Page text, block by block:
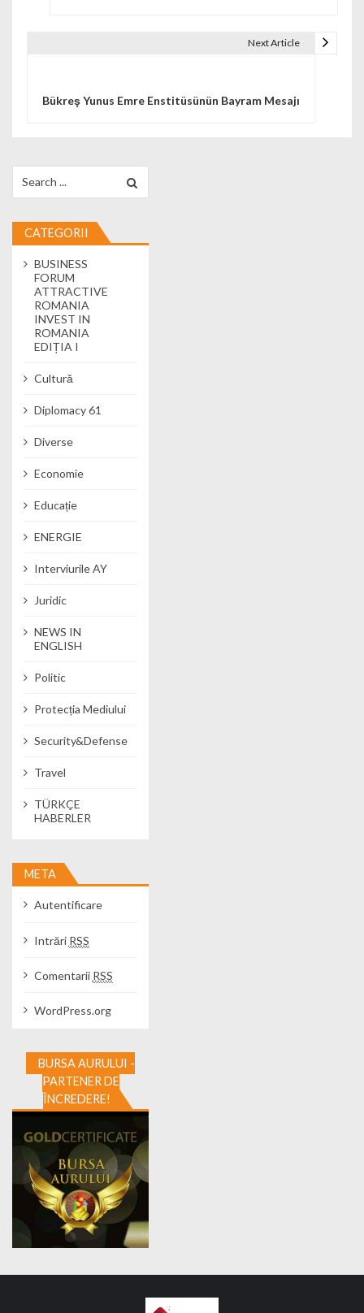
Next Article
Bükreş Yunus Emre Enstitüsünün Bayram Mesajı
CATEGORII
BUSINESS
FORUM
ATTRACTIVE
ROMANIA
INVEST IN
ROMANIA
EDIȚIA I
Cultură
Diplomacy 61
Diverse
Economie
Educație
ENERGIE
Interviurile AY
Juridic
NEWS IN
ENGLISH
Politic
Protecția Mediului
Security&Defense
Travel
TÜRKÇE
HABERLER
META
Autentificare
Intrări RSS
Comentarii RSS
WordPress.org
BURSA AURULUI -
PARTENER DE
ÎNCREDERE!